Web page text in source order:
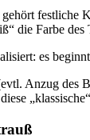
gehört festliche
die Farbe
es
Anzug des